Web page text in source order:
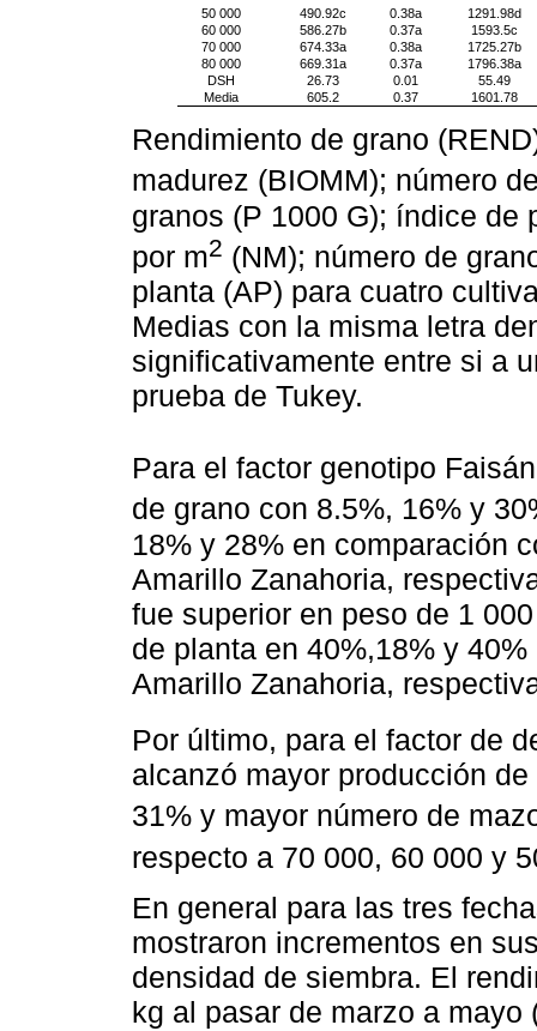
50 000 490.92c 0.38a
1291.98d
60 000
586.27b 0.37a
1593.5c
70 000
674.33a 0.38a
1725.27b
80 000
669.31a 0.37a
1796.38a
DSH
26.73 0.01
55.49
Media
605.2 0.37 1601.78
Rendimiento de grano
madurez (BIOMM); número
granos (P 1000 G); índice de
por m2 (NM); número de
planta (AP) para cuatro
Medias con la misma letra
significativamente entre si a
prueba de Tukey.
Para el factor genotipo
de grano con 8.5%, 16% y
18% y 28% en comparación
Amarillo Zanahoria,
fue superior en peso de 1
de planta en 40%,18% y
Amarillo Zanahoria,
Por último, para el factor de
alcanzó mayor producción
31% y mayor número de
respecto a 70 000, 60 000 y
En general para las tres
mostraron incrementos en
densidad de siembra. El
kg al pasar de marzo a mayo